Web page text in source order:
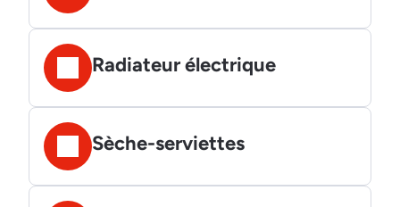
Radiateur électrique
Sèche-serviettes